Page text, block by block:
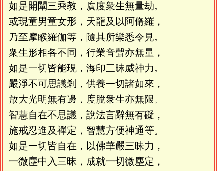
如是開闡三乘教，廣度衆生無量劫。
或現童男童女形，天龍及以阿脩羅，
乃至摩睺羅伽等，隨其所樂悉令見。
衆生形相各不同，行業音聲亦無量，
如是一切皆能現，海印三昧威神力。
嚴淨不可思議剎，供養一切諸如來，
放大光明無有邊，度脫衆生亦無限。
智慧自在不思議，說法言辭無有礙，
施戒忍進及禪定，智慧方便神通等。
如是一切皆自在，以佛華嚴三昧力，
一微塵中入三昧，成就一切微塵定，